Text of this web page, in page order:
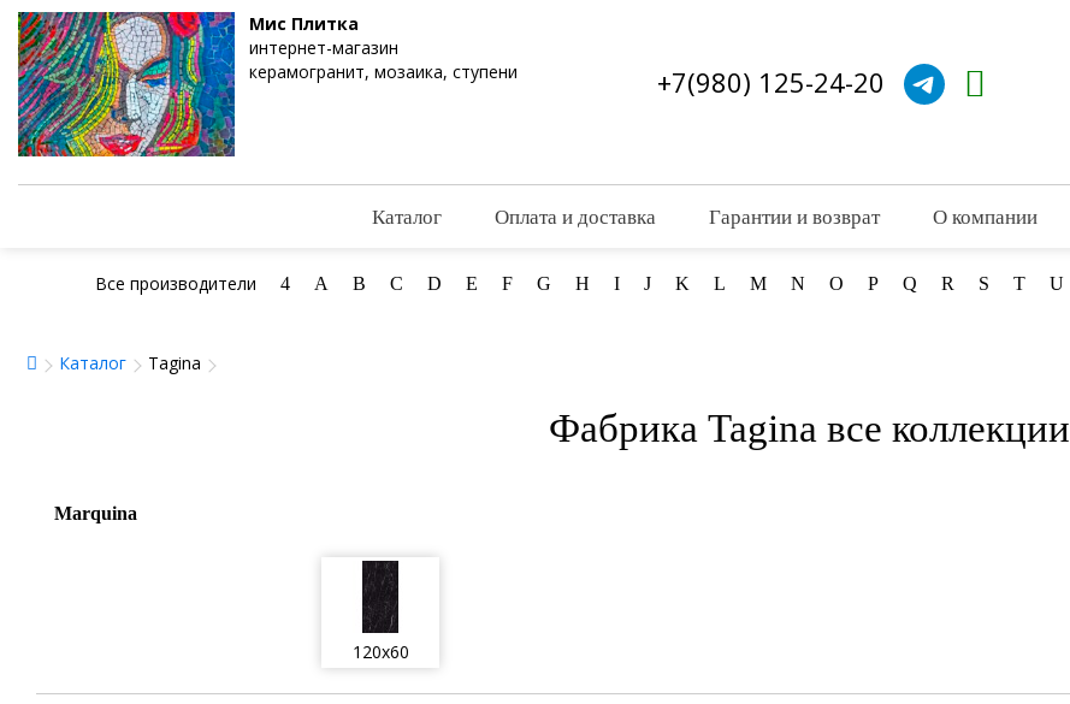
Мис Плитка
интернет-магазин
керамогранит, мозаика, ступени
+7(980) 125-24-20
Каталог Оплата и доставка Гарантии и возврат О компании
Все производители 4 A B C D E F G H I J K L M N O P Q R S T U
Каталог Tagina
Фабрика Tagina все коллекции
Marquina
120x60